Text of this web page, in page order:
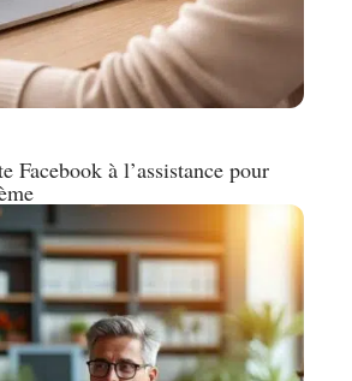
Facebook à l’assistance pour